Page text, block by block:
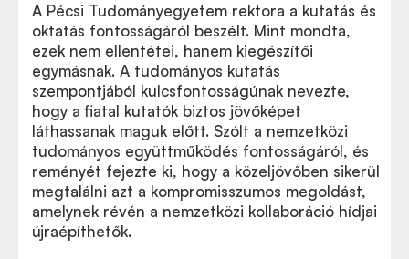
A Pécsi Tudományegyetem rektora a kutatás és
oktatás fontosságáról beszélt. Mint mondta,
ezek nem ellentétei, hanem kiegészítői
egymásnak. A tudományos kutatás
szempontjából kulcsfontosságúnak nevezte,
hogy a fiatal kutatók biztos jövőképet
láthassanak maguk előtt. Szólt a nemzetközi
tudományos együttműködés fontosságáról, és
reményét fejezte ki, hogy a közeljövőben sikerül
megtalálni azt a kompromisszumos megoldást,
amelynek révén a nemzetközi kollaboráció hídjai
újraépíthetők.